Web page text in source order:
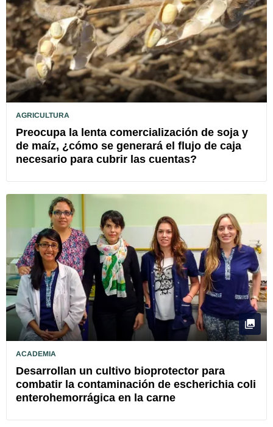
AGRICULTURA
Preocupa la lenta comercialización de soja y
de maíz, ¿cómo se generará el flujo de caja
necesario para cubrir las cuentas?
ACADEMIA
Desarrollan un cultivo bioprotector para
combatir la contaminación de escherichia coli
enterohemorrágica en la carne